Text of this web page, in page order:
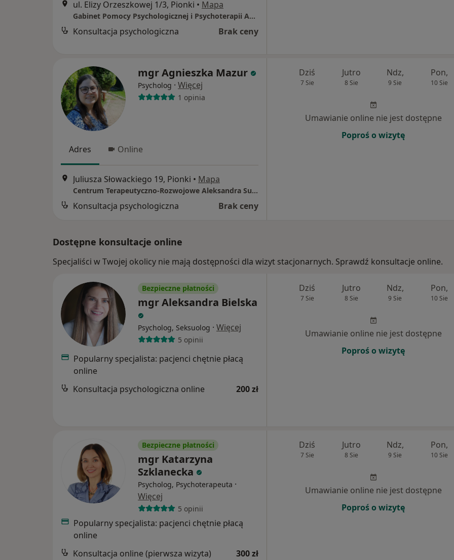
ul. Elizy Orzeszkowej 1/3, Pionki • Mapa
Gabinet Pomocy Psychologicznej i Psychoterapii Agnieszka Bareja
Konsultacja psychologiczna Brak ceny
mgr Agnieszka Mazur
Psycholog · Więcej
1 opinia
Adres Online
Juliusza Słowackiego 19, Pionki • Mapa
Centrum Terapeutyczno-Rozwojowe Aleksandra Sutkowska
Konsultacja psychologiczna Brak ceny
Dziś
7 Sie
Jutro
8 Sie
Ndz,
9 Sie
Pon,
10 Sie
Umawianie online nie jest dostępne
Poproś o wizytę
Dostępne konsultacje online
Specjaliści w Twojej okolicy nie mają dostępności dla wizyt stacjonarnych. Sprawdź konsultacje online.
Bezpieczne płatności
mgr Aleksandra Bielska
Psycholog, Seksuolog · Więcej
5 opinii
Popularny specjalista: pacjenci chętnie płacą
online
Konsultacja psychologiczna online
200 zł
Dziś
7 Sie
Jutro
8 Sie
Ndz,
9 Sie
Pon,
10 Sie
Umawianie online nie jest dostępne
Poproś o wizytę
Bezpieczne płatności
mgr Katarzyna
Szklanecka
Psycholog, Psychoterapeuta ·
Więcej
5 opinii
Popularny specjalista: pacjenci chętnie płacą
online
Konsultacja online (pierwsza wizyta)
300 zł
Dziś
7 Sie
Jutro
8 Sie
Ndz,
9 Sie
Pon,
10 Sie
Umawianie online nie jest dostępne
Poproś o wizytę